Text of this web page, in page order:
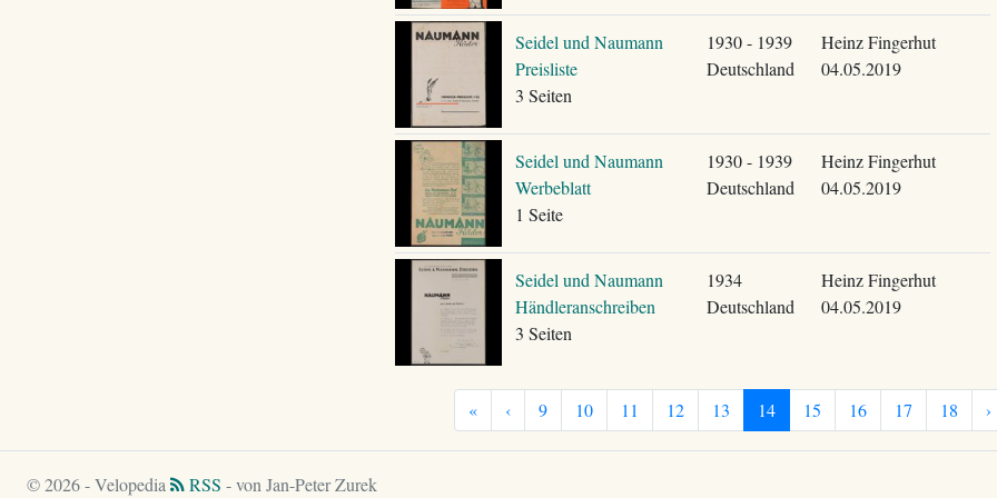
Seidel und Naumann
Preisliste
3 Seiten
1930 - 1939
Deutschland
Heinz Fingerhut
04.05.2019
Seidel und Naumann
Werbeblatt
1 Seite
1930 - 1939
Deutschland
Heinz Fingerhut
04.05.2019
Seidel und Naumann
Händleranschreiben
3 Seiten
1934
Deutschland
Heinz Fingerhut
04.05.2019
« ‹ 9 10 11 12 13 14 15 16 17 18 ›
© 2026 - Velopedia RSS - von Jan-Peter Zurek